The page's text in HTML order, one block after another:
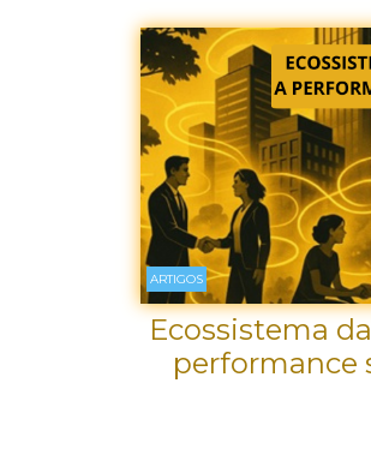
ARTIGOS
Ecossistema
performance